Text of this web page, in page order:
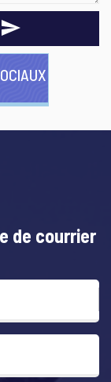
de courrier